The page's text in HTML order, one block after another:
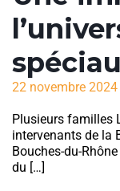
22 novembre 2024
Plusieurs familles
intervenants de la
Bouches-du-
du […]